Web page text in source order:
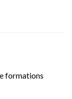
formations